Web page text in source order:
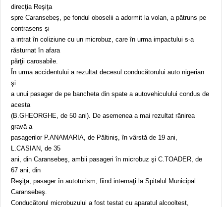
direcţia Reşiţa
spre Caransebeş, pe fondul oboselii a adormit la volan, a pătruns pe
contrasens şi
a intrat în coliziune cu un microbuz, care în urma impactului s-a
răsturnat în afara
părţii carosabile.
În urma accidentului a rezultat decesul conducătorului auto nigerian
şi
a unui pasager de pe bancheta din spate a autovehiculului condus de
acesta
(B.GHEORGHE, de 50 ani). De asemenea a mai rezultat rănirea
gravă a
pasagerilor P.ANAMARIA, de Păltiniş, în vârstă de 19 ani,
L.CASIAN, de 35
ani, din Caransebeş, ambii pasageri în microbuz şi C.TOADER, de
67 ani, din
Reşiţa, pasager în autoturism, fiind internaţi la Spitalul Municipal
Caransebeş.
Conducătorul microbuzului a fost testat cu aparatul alcooltest,